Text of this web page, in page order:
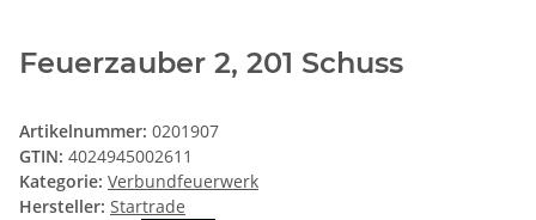
Feuerzauber 2, 201 Schuss
Artikelnummer: 0201907
GTIN: 4024945002611
Kategorie: Verbundfeuerwerk
Hersteller: Startrade